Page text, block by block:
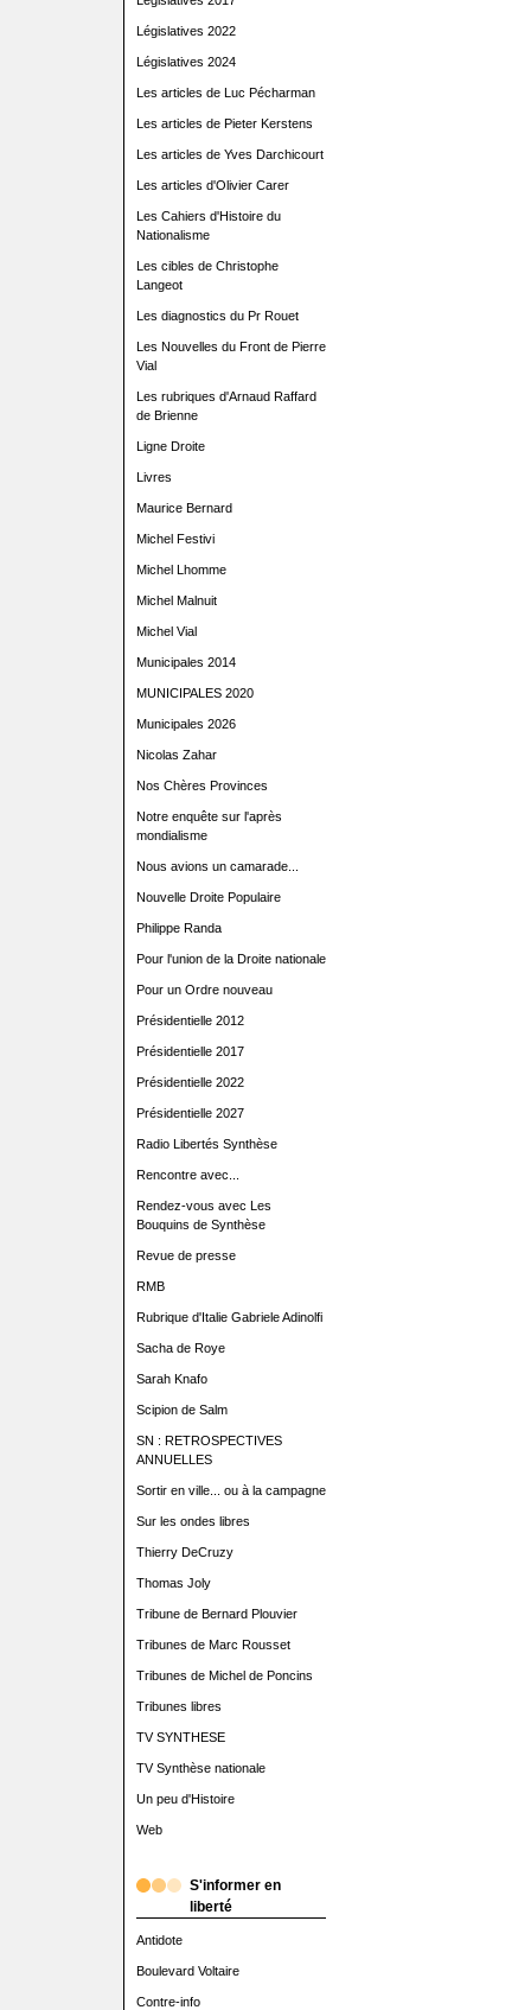
Législatives 2022
Législatives 2024
Les articles de Luc Pécharman
Les articles de Pieter Kerstens
Les articles de Yves Darchicourt
Les articles d'Olivier Carer
Les Cahiers d'Histoire du
Nationalisme
Les cibles de Christophe
Langeot
Les diagnostics du Pr Rouet
Les Nouvelles du Front de Pierre
Vial
Les rubriques d'Arnaud Raffard
de Brienne
Ligne Droite
Livres
Maurice Bernard
Michel Festivi
Michel Lhomme
Michel Malnuit
Michel Vial
Municipales 2014
MUNICIPALES 2020
Municipales 2026
Nicolas Zahar
Nos Chères Provinces
Notre enquête sur l'après
mondialisme
Nous avions un camarade...
Nouvelle Droite Populaire
Philippe Randa
Pour l'union de la Droite nationale
Pour un Ordre nouveau
Présidentielle 2012
Présidentielle 2017
Présidentielle 2022
Présidentielle 2027
Radio Libertés Synthèse
Rencontre avec...
Rendez-vous avec Les
Bouquins de Synthèse
Revue de presse
RMB
Rubrique d'Italie Gabriele Adinolfi
Sacha de Roye
Sarah Knafo
Scipion de Salm
SN : RETROSPECTIVES
ANNUELLES
Sortir en ville... ou à la campagne
Sur les ondes libres
Thierry DeCruzy
Thomas Joly
Tribune de Bernard Plouvier
Tribunes de Marc Rousset
Tribunes de Michel de Poncins
Tribunes libres
TV SYNTHESE
TV Synthèse nationale
Un peu d'Histoire
Web
S'informer en
liberté
Antidote
Boulevard Voltaire
Contre-info